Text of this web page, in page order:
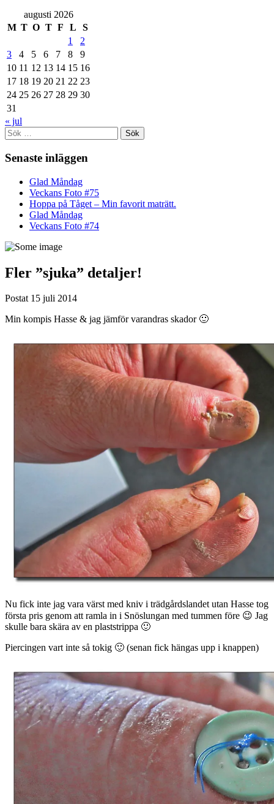
augusti 2026
M T O T F L
S
1
2
3
4 5 6 7 8
9
10 11 12 13 14 15 16
17 18 19 20 21 22 23
24 25 26 27 28 29 30
31
« jul
Sök
efter:
Senaste inläggen
Glad Måndag
Veckans Foto #75
Hoppa på Tåget – Min favorit maträtt.
Glad Måndag
Veckans Foto #74
Fler ”sjuka” detaljer!
Postat 15 juli 2014
Min kompis Hasse & jag jämför varandras skador 🙂
Nu fick inte jag vara värst med kniv i trädgårdslandet utan Hasse tog
första pris genom att ramla in i Snöslungan med tummen före 😉 Jag
skulle bara skära av en plaststrippa 🙂
Piercingen vart inte så tokig 🙂 (senan fick hängas upp i knappen)